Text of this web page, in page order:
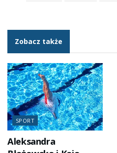
Zobacz także
SPORT
Aleksandra